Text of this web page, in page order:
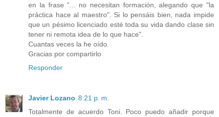
en la frase "... no necesitan formación, alegando que "la
práctica hace al maestro". Si lo pensáis bien, nada impide
que un pésimo licenciado esté toda su vida dando clase sin
tener ni remota idea de lo que hace".
Cuantas veces la he oído.
Gracias por compartirlo
Responder
Javier Lozano 8:21 p. m.
Totalmente de acuerdo Toni. Poco puedo añadir porque